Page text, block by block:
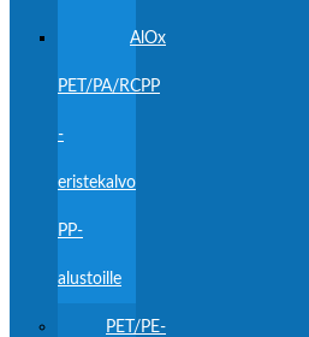
AlOx
PET/PA/RCPP
-
eristekalvo
PP-
alustoille
PET/PE-